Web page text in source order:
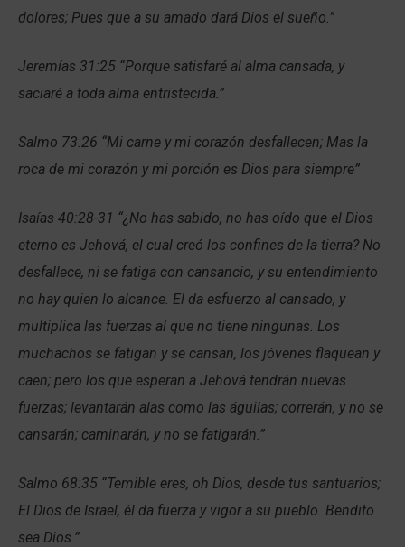
dolores; Pues que a su amado dará Dios el sueño.”
Jeremías 31:25 “Porque satisfaré al alma cansada, y
saciaré a toda alma entristecida.”
Salmo 73:26 “Mi carne y mi corazón desfallecen; Mas la
roca de mi corazón y mi porción es Dios para siempre”
Isaías 40:28-31 “¿No has sabido, no has oído que el Dios
eterno es Jehová, el cual creó los confines de la tierra? No
desfallece, ni se fatiga con cansancio, y su entendimiento
no hay quien lo alcance. El da esfuerzo al cansado, y
multiplica las fuerzas al que no tiene ningunas. Los
muchachos se fatigan y se cansan, los jóvenes flaquean y
caen; pero los que esperan a Jehová tendrán nuevas
fuerzas; levantarán alas como las águilas; correrán, y no se
cansarán; caminarán, y no se fatigarán.”
Salmo 68:35 “Temible eres, oh Dios, desde tus santuarios;
El Dios de Israel, él da fuerza y vigor a su pueblo. Bendito
sea Dios.”